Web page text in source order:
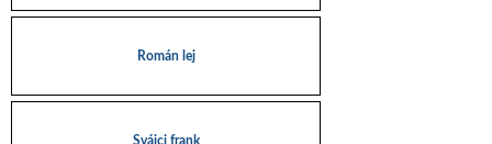
Román lej
Svájci frank